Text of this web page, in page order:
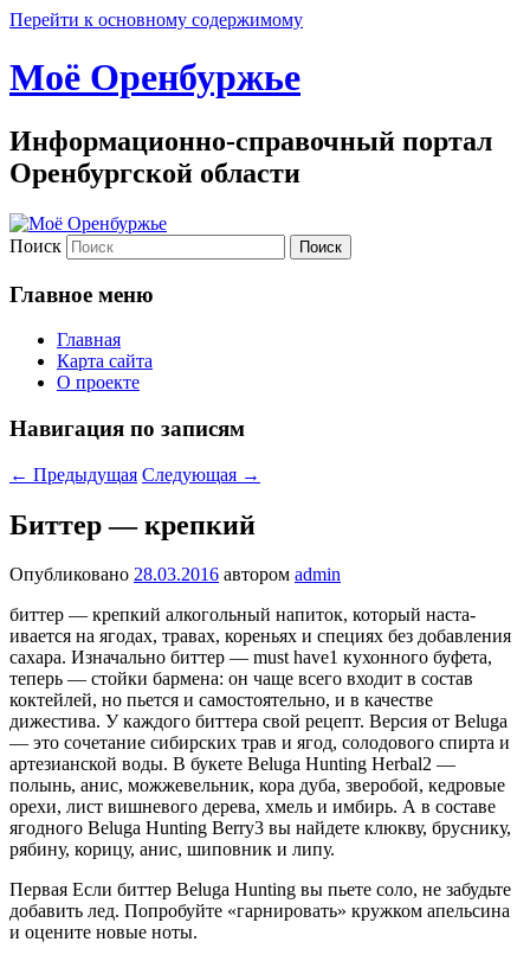
Перейти к основному содержимому
Моё Оренбуржье
Информационно-справочный портал
Оренбургской области
Поиск
Главное меню
Главная
Карта сайта
О проекте
Навигация по записям
← Предыдущая Следующая →
Биттер — крепкий
Опубликовано 28.03.2016 автором admin
биттер — крепкий алкогольный напиток, который наста­
ивается на ягодах, травах, кореньях и специях без добавления
сахара. Изначально биттер — must have1 кухонного буфета,
теперь — стой­ки бармена: он чаще всего входит в состав
коктейлей, но пьется и самостоятельно, и в качестве
дижестива. У каждого биттера свой рецепт. Версия от Beluga
— это сочета­ние сибирских трав и ягод, солодового спирта и
артезианской воды. В букете Beluga Hunting Herbal2 —
полынь, анис, можжевельник, кора дуба, зверобой, кедровые
орехи, лист вишневого дерева, хмель и им­бирь. А в составе
ягодного Beluga Hunting Berry3 вы найдете клюкву, бруснику,
рябину, корицу, анис, шиповник и липу.
Первая Если биттер Beluga Hunting вы пьете соло, не забудьте
добавить лед. Попробуйте «гарниро­вать» кружком апельсина
и оцените новые ноты.